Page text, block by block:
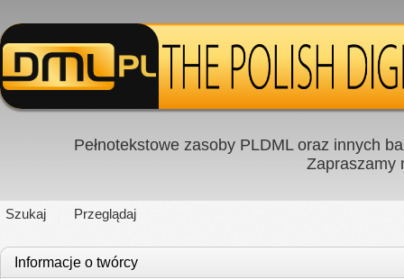
Pełnotekstowe zasoby PLDML oraz innych
Zapraszamy
Szukaj Przeglądaj
Informacje o twórcy